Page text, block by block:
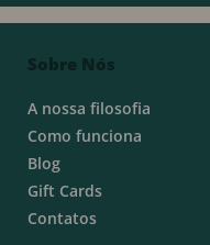
Sobre Nós
A nossa filosofia
Como funciona
Blog
Gift Cards
Contatos